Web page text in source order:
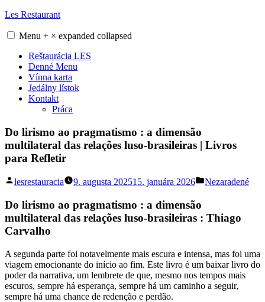
Skip
content
Les Restaurant
Menu + × expanded collapsed
Reštaurácia LES
Denné Menu
Vínna karta
Jedálny lístok
Kontakt
Práca
Do lirismo ao pragmatismo : a dimensão
multilateral das relações luso-brasileiras | Livros
para Refletir
Posted
lesrestauracia 9. augusta 202515. januára 2026
Posted
Nezaradené
Do lirismo ao pragmatismo : a dimensão
multilateral das relações luso-brasileiras : Thiago
Carvalho
A segunda parte foi notavelmente mais escura e intensa, mas foi uma
viagem emocionante do início ao fim. Este livro é um baixar livro do
poder da narrativa, um lembrete de que, mesmo nos tempos mais
escuros, sempre há esperança, sempre há um caminho a seguir,
sempre há uma chance de redenção e perdão.